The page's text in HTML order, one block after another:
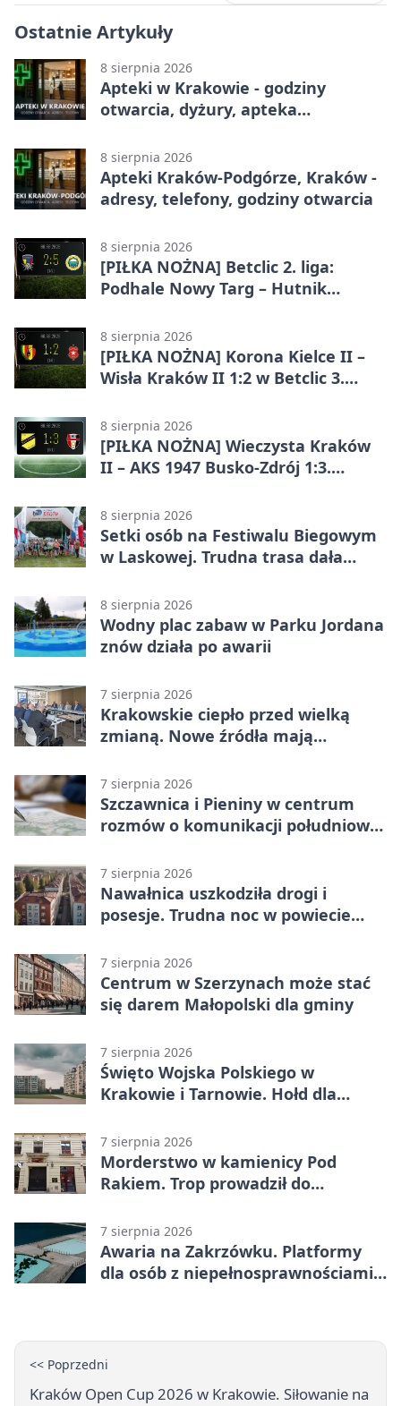
Ostatnie Artykuły
8 sierpnia 2026
Apteki w Krakowie - godziny
otwarcia, dyżury, apteka
8 sierpnia 2026
Apteki Kraków-Podgórze, Kraków -
adresy, telefony, godziny otwarcia
8 sierpnia 2026
[PIŁKA NOŻNA] Betclic 2. liga:
Podhale Nowy Targ – Hutnik
efektownym zwycięstwem
8 sierpnia 2026
[PIŁKA NOŻNA] Korona Kielce II –
Wisła Kraków II 1:2 w Betclic 3.
odwróciła losy meczu
8 sierpnia 2026
[PIŁKA NOŻNA] Wieczysta Kraków
II – AKS 1947 Busko-Zdrój 1:3.
Liga Grupa 4 (Grupa IV)
8 sierpnia 2026
Setki osób na Festiwalu Biegowym
w Laskowej. Trudna trasa dała
8 sierpnia 2026
Wodny plac zabaw w Parku Jordana
znów działa po awarii
7 sierpnia 2026
Krakowskie ciepło przed wielką
zmianą. Nowe źródła mają
7 sierpnia 2026
Szczawnica i Pieniny w centrum
rozmów o komunikacji południowej
7 sierpnia 2026
Nawałnica uszkodziła drogi i
posesje. Trudna noc w powiecie
7 sierpnia 2026
Centrum w Szerzynach może stać
się darem Małopolski dla gminy
7 sierpnia 2026
Święto Wojska Polskiego w
Krakowie i Tarnowie. Hołd dla
7 sierpnia 2026
Morderstwo w kamienicy Pod
Rakiem. Trop prowadził do
7 sierpnia 2026
Awaria na Zakrzówku. Platformy
dla osób z niepełnosprawnościami
<< Poprzedni
Kraków Open Cup 2026 w Krakowie. Siłowanie na